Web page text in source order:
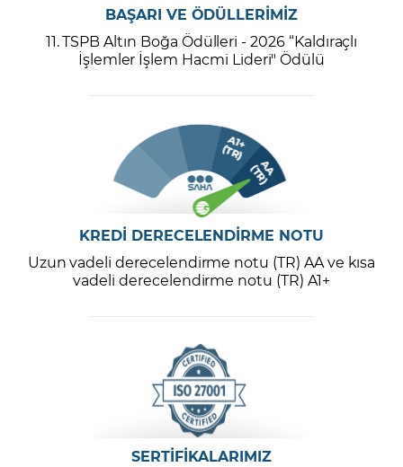
BAŞARI VE ÖDÜLLERİMİZ
11. TSPB Altın Boğa Ödülleri - 2026 “Kaldıraçlı
İşlemler İşlem Hacmi Lideri" Ödülü
KREDİ DERECELENDİRME NOTU
Uzun vadeli derecelendirme notu (TR) AA ve kısa
vadeli derecelendirme notu (TR) A1+
SERTİFİKALARIMIZ